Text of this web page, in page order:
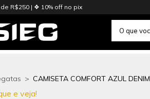
R$250 | ❖ 10% off no pix
> CAMISETA COMFORT AZUL DENIM
e veja!